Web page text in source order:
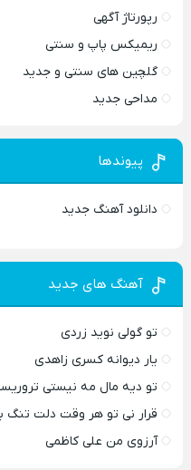
رپورتاژ آگهی
ریمیکس پاپ و سنتی
گلچین های سنتی و جدید
مداحی جدید
پیوندها
دانلود آهنگ جدید
آهنگ های جدید
تو گولی نوید زردی
یار دیوانه کسری زاهدی
تو دیه مال مه نیستی
قرار نی تو هر وقت دلت
آرزوی من علی کاظمی